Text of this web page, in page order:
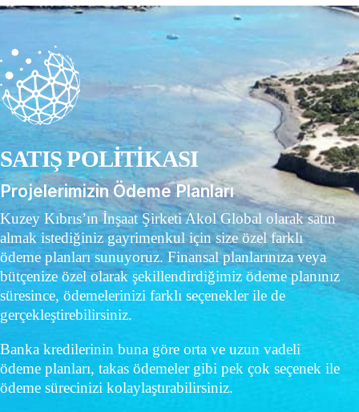
SATIŞ POLİTİKASI
Projelerimizin Ödeme Planları
Kuzey Kıbrıs’ın İnşaat Şirketi Akol Global olarak satın
almak istediğiniz gayrimenkul için size özel farklı
ödeme planları sunuyoruz. Finansal planlarınıza veya
bütçenize özel olarak şekillendirdiğimiz ödeme planınız
süresince, ödemelerinizi farklı seçenekler ile de
gerçekleştirebilirsiniz.
Banka kredilerinin buna göre orta ve uzun vadeli
ödeme planları, takas ödemeler gibi pek çok seçenek ile
ödeme sürecinizi kolaylaştırabilirsiniz.